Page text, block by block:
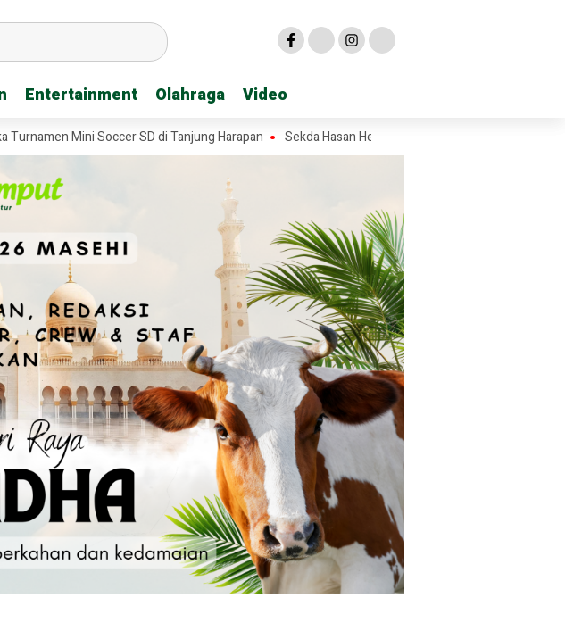
Entertainment Olahraga Video
Entertainment Olahraga Video
Mini Soccer SD di Tanjung Harapan Sekda Hasan Heri Rambe Pamit, 28 Tahun Mengabdi untuk